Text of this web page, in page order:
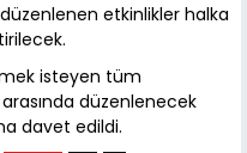
etkinlikler halka
isteyen tüm
düzenlenecek
davet edildi.